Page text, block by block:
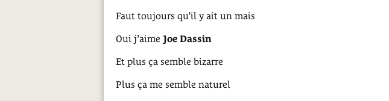
Faut toujours qu’il y ait un mais
Oui j’aime Joe Dassin
Et plus ça semble bizarre
Plus ça me semble naturel